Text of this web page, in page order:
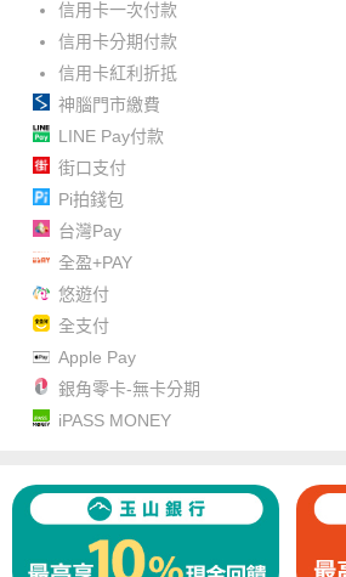
信用卡一次付款
信用卡分期付款
信用卡紅利折抵
神腦門市繳費
LINE Pay付款
街口支付
Pi拍錢包
台灣Pay
全盈+PAY
悠遊付
全支付
Apple Pay
銀角零卡-無卡分期
iPASS MONEY